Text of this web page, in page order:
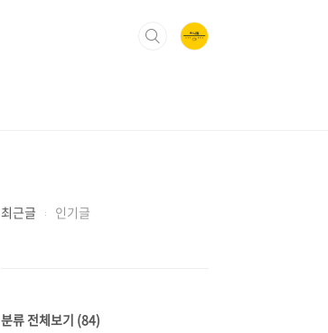
최근글 인기글
분류 전체보기 (84)